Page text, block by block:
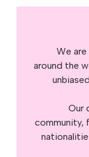
We
around the
Our
community,